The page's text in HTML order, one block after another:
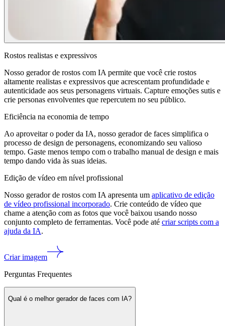
Rostos realistas e expressivos
Nosso gerador de rostos com IA permite que você crie rostos
altamente realistas e expressivos que acrescentam profundidade e
autenticidade aos seus personagens virtuais. Capture emoções sutis e
crie personas envolventes que repercutem no seu público.
Eficiência na economia de tempo
Ao aproveitar o poder da IA, nosso gerador de faces simplifica o
processo de design de personagens, economizando seu valioso
tempo. Gaste menos tempo com o trabalho manual de design e mais
tempo dando vida às suas ideias.
Edição de vídeo em nível profissional
Nosso gerador de rostos com IA apresenta um aplicativo de edição
de vídeo profissional incorporado. Crie conteúdo de vídeo que
chame a atenção com as fotos que você baixou usando nosso
conjunto completo de ferramentas. Você pode até criar scripts com a
ajuda da IA.
Criar imagem
Perguntas Frequentes
Qual é o melhor gerador de faces com IA?